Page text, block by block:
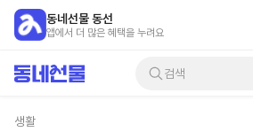
동네선물 동선
앱에서 더 많은 혜택을 누려요
검색
생활